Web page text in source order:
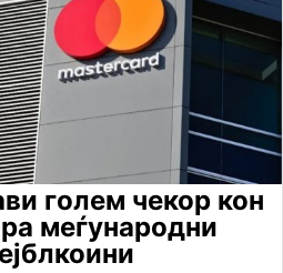
голем чекор кон
меѓународни